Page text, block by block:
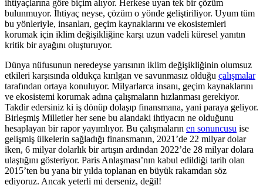
ihtiyaçlarına göre biçim alıyor. Herkese uyan tek bir çözüm
bulunmuyor. İhtiyaç neyse, çözüm o yönde geliştiriliyor. Uyum tüm
bu yönleriyle, insanları, geçim kaynaklarını ve ekosistemleri
korumak için iklim değişikliğine karşı uzun vadeli küresel yanıtın
kritik bir ayağını oluşturuyor.
Dünya nüfusunun neredeyse yarısının iklim değişikliğinin olumsuz
etkileri karşısında oldukça kırılgan ve savunmasız olduğu çalışmalar
tarafından ortaya konuluyor. Milyarlarca insanı, geçim kaynaklarını
ve ekosistemi korumak adına çalışmaların hızlanması gerekiyor.
Takdir edersiniz ki iş dönüp dolaşıp finansmana, yani paraya geliyor.
Birleşmiş Milletler her sene bu alandaki ihtiyacın ne olduğunu
hesaplayan bir rapor yayımlıyor. Bu çalışmaların en sonuncusu ise
gelişmiş ülkelerin sağladığı finansmanın, 2021’de 22 milyar dolar
iken, 6 milyar dolarlık bir artışın ardından 2022’de 28 milyar dolara
ulaştığını gösteriyor. Paris Anlaşması’nın kabul edildiği tarih olan
2015’ten bu yana bir yılda toplanan en büyük rakamdan söz
ediyoruz. Ancak yeterli mi derseniz, değil!